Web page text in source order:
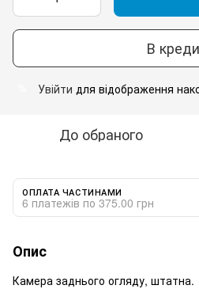
В
Увійти для відображення
До обраного
ОПЛАТА ЧАСТИНАМИ
6 платежів по 375.00 грн
Опис
Камера заднього огляду, штатна.